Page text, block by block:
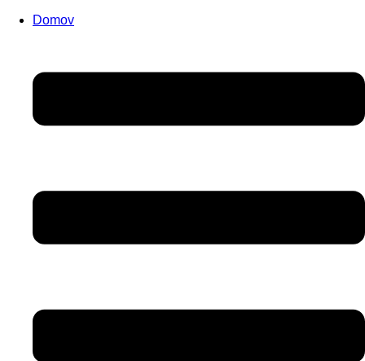
Domov